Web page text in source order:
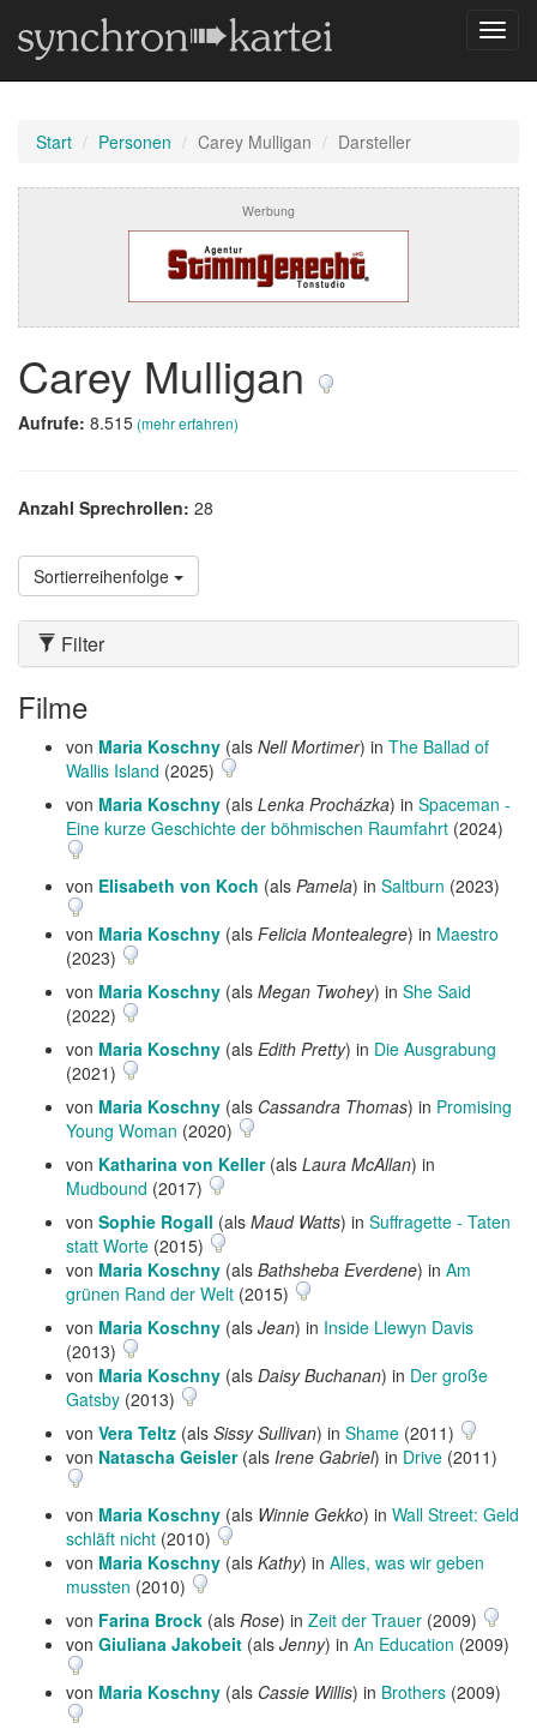
Start Personen Carey Mulligan Darsteller
Werbung
Carey Mulligan
Aufrufe: 8.515(mehr erfahren)
Anzahl Sprechrollen: 28
Sortierreihenfolge
Filter
Filme
von Maria Koschny (als Nell Mortimer) in The Ballad of
Wallis Island (2025)
von Maria Koschny (als Lenka Procházka) in Spaceman -
Eine kurze Geschichte der böhmischen Raumfahrt (2024)
von Elisabeth von Koch (als Pamela) in Saltburn (2023)
von Maria Koschny (als Felicia Montealegre) in Maestro
(2023)
von Maria Koschny (als Megan Twohey) in She Said
(2022)
von Maria Koschny (als Edith Pretty) in Die Ausgrabung
(2021)
von Maria Koschny (als Cassandra Thomas) in Promising
Young Woman (2020)
von Katharina von Keller(als Laura McAllan) in
Mudbound (2017)
von Sophie Rogall (als Maud Watts) in Suffragette - Taten
statt Worte (2015)
von Maria Koschny (als Bathsheba Everdene) in Am
grünen Rand der Welt (2015)
von Maria Koschny (als Jean) in Inside Llewyn Davis
(2013)
von Maria Koschny (als Daisy Buchanan) in Der große
Gatsby (2013)
von Vera Teltz (als Sissy Sullivan) in Shame (2011)
von Natascha Geisler(als Irene Gabriel) in Drive (2011)
von Maria Koschny (als Winnie Gekko) in Wall Street: Geld
schläft nicht (2010)
von Maria Koschny (als Kathy) in Alles, was wir geben
mussten (2010)
von Farina Brock (als Rose) in Zeit der Trauer (2009)
von Giuliana Jakobeit (als Jenny) in An Education (2009)
von Maria Koschny (als Cassie Willis) in Brothers (2009)